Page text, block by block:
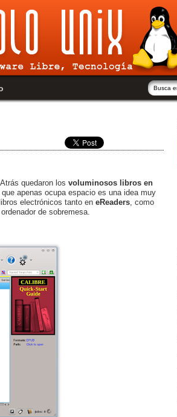
quedaron los voluminosos libros en
apenas ocupa espacio es una idea muy
electrónicos tanto en eReaders , como
de sobremesa.